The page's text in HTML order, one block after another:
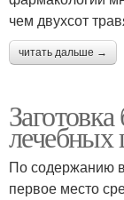
чем двухсот
читать дальше →
лечебных
По содержанию
первое место